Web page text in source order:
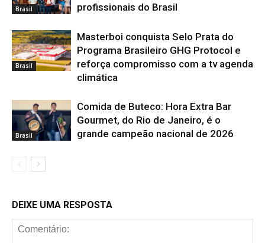
Brasil
profissionais do Brasil
Brasil
Masterboi conquista Selo Prata do
Programa Brasileiro GHG Protocol e
reforça compromisso com a tv agenda
climática
Brasil
Comida de Buteco: Hora Extra Bar
Gourmet, do Rio de Janeiro, é o
grande campeão nacional de 2026
DEIXE UMA RESPOSTA